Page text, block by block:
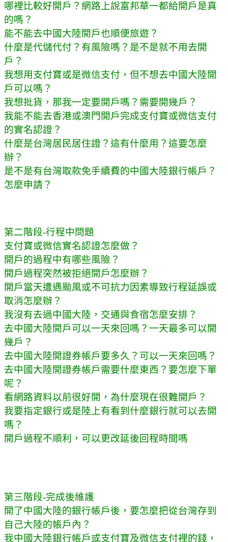
哪裡比較好開戶？網路上說富邦華一都給開戶是真
的嗎？
能不能去中國大陸開戶也順便旅遊？
什麼是代儲代付？有風險嗎？是不是就不用去開
戶？
我想用支付寶或是微信支付，但不想去中國大陸開
戶可以嗎？
我想批貨，那我一定要開戶嗎？需要開幾戶？
我能不能去香港或澳門開戶完成支付寶或微信支付
的實名認證？
什麼是台灣居民居住證？這有什麼用？這要怎麼
辦？
是不是有台灣取款免手續費的中國大陸銀行帳戶？
怎麼申請？
第二階段-行程中問題
支付寶或微信實名認證怎麼做？
開戶的過程中有哪些風險？
開戶過程突然被拒絕開戶怎麼辦？
開戶當天遭遇颱風或不可抗力因素導致行程延誤或
取消怎麼辦？
我沒有去過中國大陸，交通與食宿怎麼安排？
去中國大陸開戶可以一天來回嗎？一天最多可以開
幾戶？
去中國大陸開證券帳戶要多久？可以一天來回嗎？
去中國大陸開證券帳戶需要什麼東西？要怎麼下單
呢？
看網路資料以前很好開，為什麼現在很難開戶？
我要指定銀行或是陸上有看到什麼銀行就可以去開
嗎？
開戶過程不順利，可以更改延後回程時間嗎
第三階段-完成後維護
開了中國大陸的銀行帳戶後，要怎麼把從台灣存到
自己大陸的帳戶內？
我中國大陸銀行帳戶或支付寶及微信支付裡的錢，